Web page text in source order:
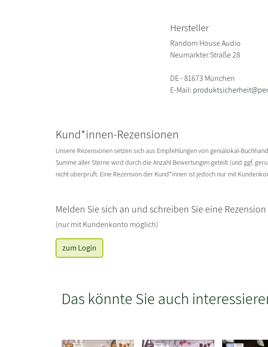
Hersteller
Random House Audio
Neumarkter Straße 28
DE - 81673 München
E-Mail:
Kund*innen-Rezensionen
Unsere Rezensionen setzen sich aus Empfehlungen von genialokal-
Summe aller Sterne wird durch die Anzahl Bewertungen geteilt (und ggf.
nicht überprüft. Eine Rezension der Kund*innen ist jedoch nur mit
Melden Sie sich an und schreiben Sie eine Rezension
(nur mit Kundenkonto möglich)
zum Login
Das könnte Sie auch